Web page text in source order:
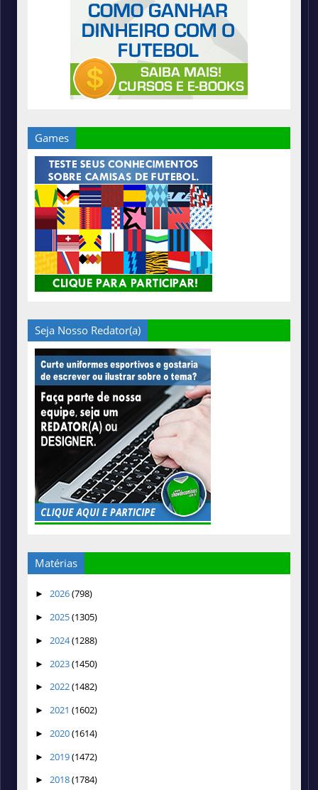
Games
Seja Nosso Redator(a)
Matérias
► 2026(798)
► 2025(1305)
► 2024(1288)
► 2023(1450)
► 2022(1482)
► 2021 (1602)
► 2020(1614)
► 2019(1472)
► 2018(1784)